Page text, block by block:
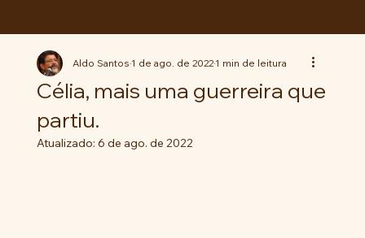
Célia, mais uma guerreira que
partiu.
Aldo Santos1 de ago. de 20221 min de leitura
Atualizado: 6 de ago. de 2022